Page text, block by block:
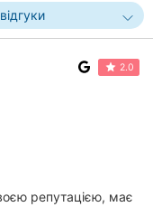
2.0
репутацією, має